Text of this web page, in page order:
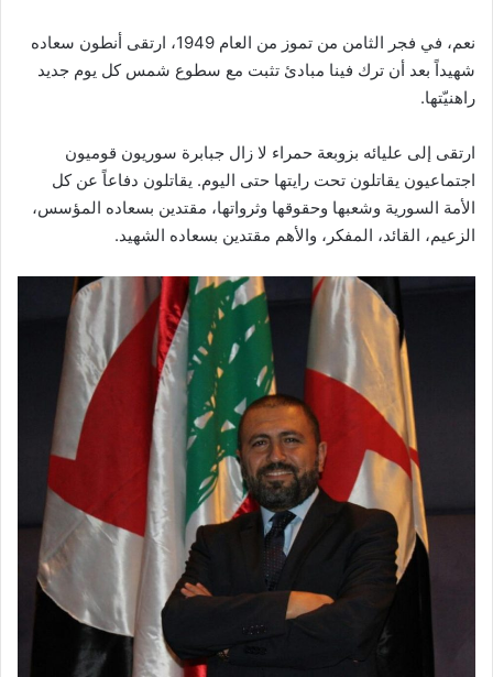
نعم، في فجر الثامن من تموز من العام 1949، ارتقى أنطون سعاده
شهيداً بعد أن ترك فينا مبادئ تثبت مع سطوع شمس كل يوم جديد
راهنيّتها.
ارتقى إلى عليائه بزوبعة حمراء لا زال جبابرة سوريون قوميون
اجتماعيون يقاتلون تحت رايتها حتى اليوم. يقاتلون دفاعاً عن كل
الأمة السورية وشعبها وحقوقها وثرواتها، مقتدين بسعاده المؤسس،
الزعيم، القائد، المفكر، والأهم مقتدين بسعاده الشهيد.